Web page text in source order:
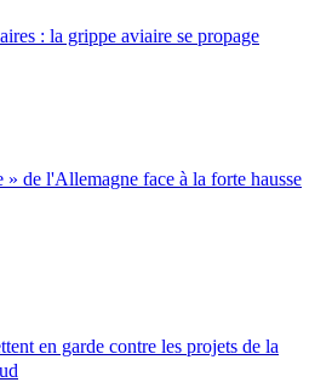
: la grippe aviaire se propage
» de l'Allemagne face à la forte hausse
en garde contre les projets de la